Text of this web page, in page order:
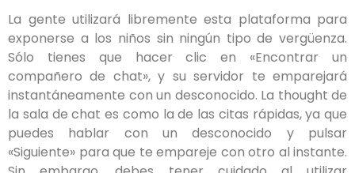
La gente utilizará libremente esta plataforma para
exponerse a los niños sin ningún tipo de vergüenza.
Sólo tienes que hacer clic en «Encontrar un
compañero de chat», y su servidor te emparejará
instantáneamente con un desconocido. La thought de
la sala de chat es como la de las citas rápidas, ya que
puedes hablar con un desconocido y pulsar
«Siguiente» para que te empareje con otro al instante.